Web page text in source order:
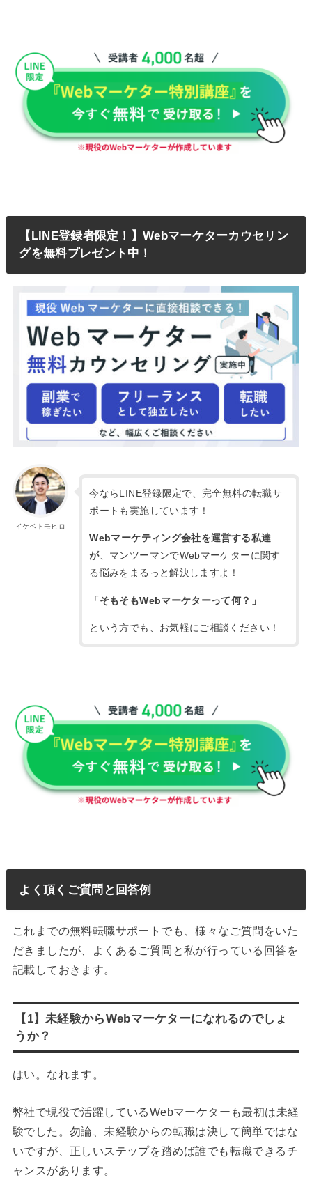
【LINE登録者限定！】Webマーケターカウセリン
グを無料プレゼント中！
イケベトモヒロ
今ならLINE登録限定で、完全無料の転職サ
ポートも実施しています！
Webマーケティング会社を運営する私達
が、マンツーマンでWebマーケターに関す
る悩みをまるっと解決しますよ！
「そもそもWebマーケターって何？」
という方でも、お気軽にご相談ください！
よく頂くご質問と回答例
これまでの無料転職サポートでも、様々なご質問をいた
だきましたが、よくあるご質問と私が行っている回答を
記載しておきます。
【1】未経験からWebマーケターになれるのでしょ
うか？
はい。なれます。
弊社で現役で活躍しているWebマーケターも最初は未経
験でした。勿論、未経験からの転職は決して簡単ではな
いですが、正しいステップを踏めば誰でも転職できるチ
ャンスがあります。